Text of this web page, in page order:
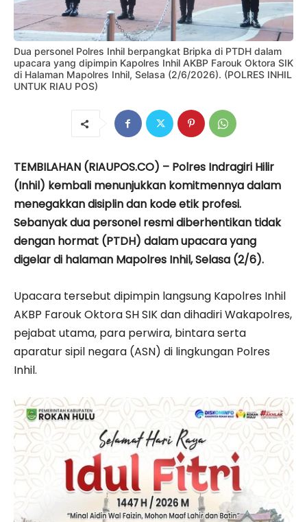
Dua personel Polres Inhil berpangkat Bripka di PTDH dalam
upacara yang dipimpin Kapolres Inhil AKBP Farouk Oktora SIK
di Halaman Mapolres Inhil, Selasa (2/6/2026). (POLRES INHIL
UNTUK RIAU POS)
TEMBILAHAN (RIAUPOS.CO) – Polres Indragiri Hilir
(Inhil) kembali menunjukkan komitmennya dalam
menegakkan disiplin dan kode etik profesi.
Sebanyak dua personel resmi diberhentikan tidak
dengan hormat (PTDH) dalam upacara yang
digelar di halaman Mapolres Inhil, Selasa (2/6).
Upacara tersebut dipimpin langsung Kapolres Inhil
AKBP Farouk Oktora SH SIK dan dihadiri Wakapolres,
pejabat utama, para perwira, bintara serta
aparatur sipil negara (ASN) di lingkungan Polres
Inhil.